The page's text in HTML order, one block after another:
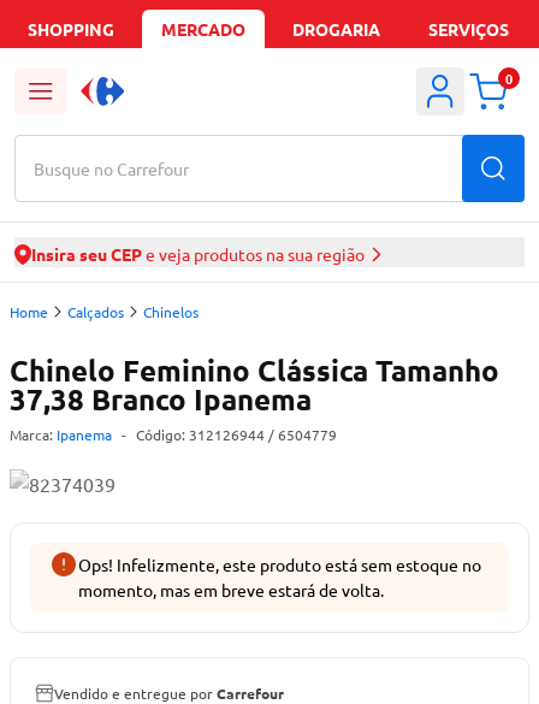
SHOPPING MERCADO DROGARIA SERVIÇOS
Busque no Carrefour
0
Insira seu CEPe veja produtos na sua região
Home Calçados Chinelos
Chinelo Feminino Clássica Tamanho
37,38 Branco Ipanema
Marca: Ipanema - Código: 312126944 / 6504779
Ops! Infelizmente, este produto está sem estoque no
momento, mas em breve estará de volta.
Vendido e entregue porCarrefour